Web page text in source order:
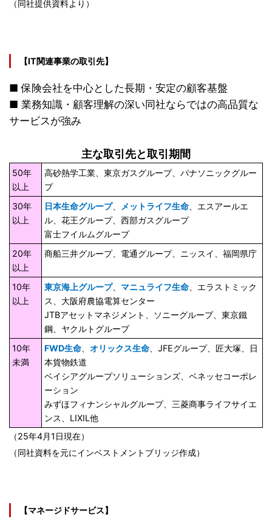
（同社提供資料より）
【IT関連事業の取引先】
■ 保険会社を中心とした長期・安定の顧客基盤
■ 業務知識・顧客理解の深い同社ならではの高品質な
サービスが強み
主な取引先と取引期間
50年
以上
高砂熱学工業、東京ガスグループ、パナソニックグルー
プ
30年
以上
日本生命グループ、 メットライフ生命 、エスアールエ
ル、花王グループ、西部ガスグループ
富士フイルムグループ
20年
以上
商船三井グループ、電通グループ、ニッスイ、福岡県庁
10年
以上
東京海上グループ、 マニュライフ生命 、エラストミック
ス、大阪府農協電算センター
JTBアセットマネジメント、ソニーグループ、東京鐵
鋼、ヤクルトグループ
10年
未満
FWD生命 、オリックス生命 、JFEグループ、匠大塚、日
本貨物鉄道
ベイシアグループソリューションズ、ベネッセコーポレ
ーション
みずほフィナンシャルグループ、三菱商事ライフサイエ
ンス、LIXIL他
（25年4月1日現在）
（同社資料を元にインベストメントブリッジ作成）
【マネージドサービス】